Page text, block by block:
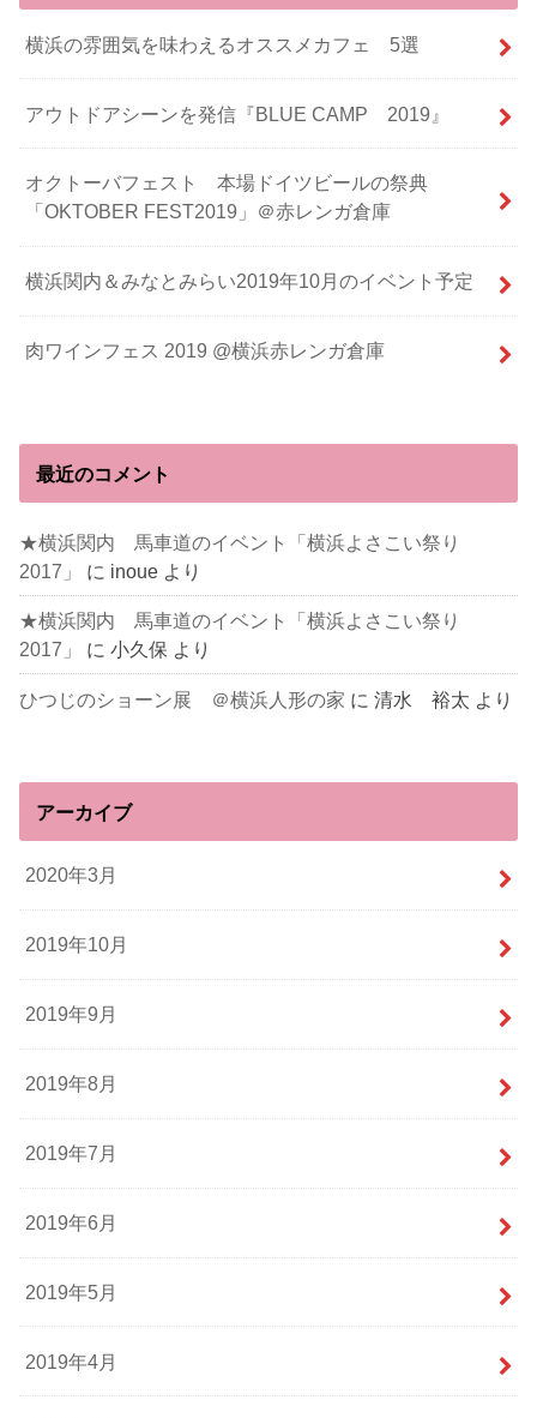
横浜の雰囲気を味わえるオススメカフェ 5選
アウトドアシーンを発信『BLUE CAMP 2019』
オクトーバフェスト 本場ドイツビールの祭典
「OKTOBER FEST2019」＠赤レンガ倉庫
横浜関内＆みなとみらい2019年10月のイベント予定
肉ワインフェス 2019 @横浜赤レンガ倉庫
最近のコメント
★横浜関内 馬車道のイベント「横浜よさこい祭り
2017」
に inoue より
★横浜関内 馬車道のイベント「横浜よさこい祭り
2017」
に小久保 より
ひつじのショーン展 ＠横浜人形の家 に清水 裕太 より
アーカイブ
2020年3月
2019年10月
2019年9月
2019年8月
2019年7月
2019年6月
2019年5月
2019年4月